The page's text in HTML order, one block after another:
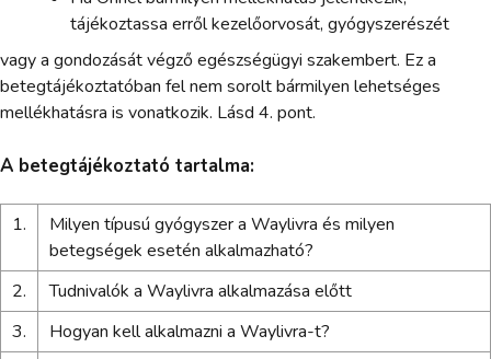
tájékoztassa erről kezelőorvosát, gyógyszerészét
vagy a gondozását végző egészségügyi szakembert. Ez a
betegtájékoztatóban fel nem sorolt bármilyen lehetséges
mellékhatásra is vonatkozik. Lásd 4. pont.
A betegtájékoztató tartalma:
1.
Milyen típusú gyógyszer a Waylivra és milyen
betegségek esetén alkalmazható?
2.
Tudnivalók a Waylivra alkalmazása előtt
3.
Hogyan kell alkalmazni a Waylivra-t?